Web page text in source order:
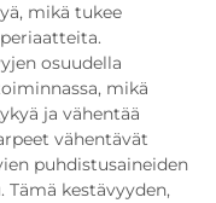
mikä tukee
osuudella
mikä
ja vähentää
vähentävät
puhdistusaineiden
kestävyyden,